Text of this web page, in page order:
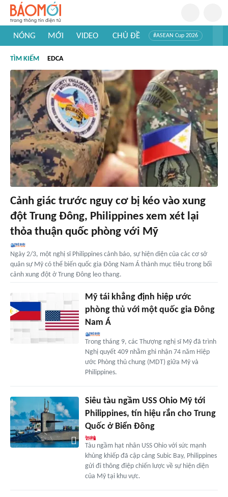
NÓNG MỚI VIDEO CHỦ ĐỀ #ASEAN Cup 2026
#Khám phá thế giới
TÌM KIẾM EDCA
Cảnh giác trước nguy cơ bị kéo vào xung
đột Trung Đông, Philippines xem xét lại
thỏa thuận quốc phòng với Mỹ
Ngày 2/3, một nghị sĩ Philippines cảnh báo, sự hiện diện của các cơ sở
quân sự Mỹ có thể biến quốc gia Đông Nam Á thành mục tiêu trong bối
cảnh xung đột ở Trung Đông leo thang.
Mỹ tái khẳng định hiệp ước
phòng thủ với một quốc gia Đông
Nam Á
Trong tháng 9, các Thượng nghị sĩ Mỹ đã trình
Nghị quyết 409 nhằm ghi nhận 74 năm Hiệp
ước Phòng thủ chung (MDT) giữa Mỹ và
Philippines.
Siêu tàu ngầm USS Ohio Mỹ tới
Philippines, tín hiệu rắn cho Trung
Quốc ở Biển Đông
Tàu ngầm hạt nhân USS Ohio với sức mạnh
khủng khiếp đã cập cảng Subic Bay, Philippines
gửi đi thông điệp chiến lược về sự hiện diện
của Mỹ tại khu vực.